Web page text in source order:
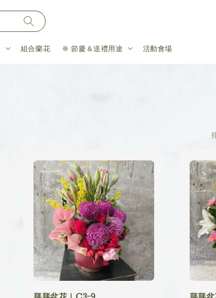
組合蘭花 ❊ 節慶＆送禮用途 活動會場